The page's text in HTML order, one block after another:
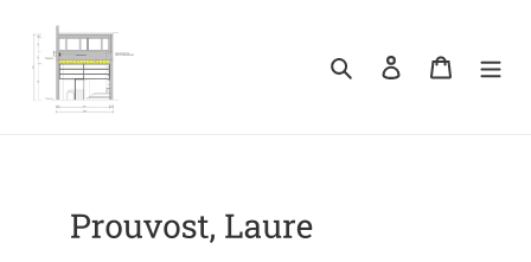
Inhalt
Suchen Einloggen